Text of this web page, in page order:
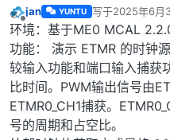
离线
jan YUNTU 写于2025年6月
最后由 Frankie
环境：基于ME0 MCAL
功能： 演示 ETMR 的时钟
较输入功能和端口输入捕获
比时间。PWM输出信号由
ETMR0_CH1捕获。
号的周期和占空比。